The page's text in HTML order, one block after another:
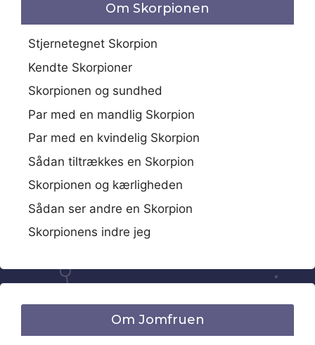
Om Skorpionen
Stjernetegnet Skorpion
Kendte Skorpioner
Skorpionen og sundhed
Par med en mandlig Skorpion
Par med en kvindelig Skorpion
Sådan tiltrækkes en Skorpion
Skorpionen og kærligheden
Sådan ser andre en Skorpion
Skorpionens indre jeg
Om Jomfruen